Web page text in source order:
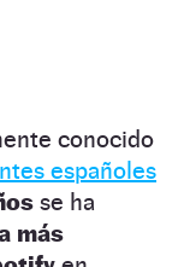
conocido
españoles
se ha
más